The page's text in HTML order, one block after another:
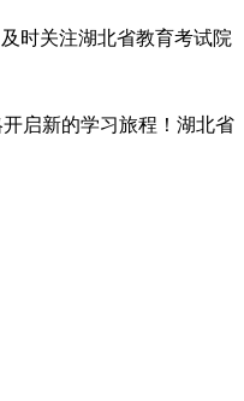
时关注湖北省教育考试院
启新的学习旅程！湖北省